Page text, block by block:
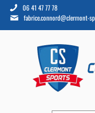
06 41 47 77 78
fabrice.connord@clermont-